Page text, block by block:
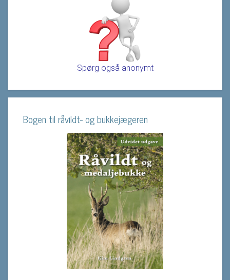
Spørg også anonymt
Bogen til råvildt- og bukkejægeren